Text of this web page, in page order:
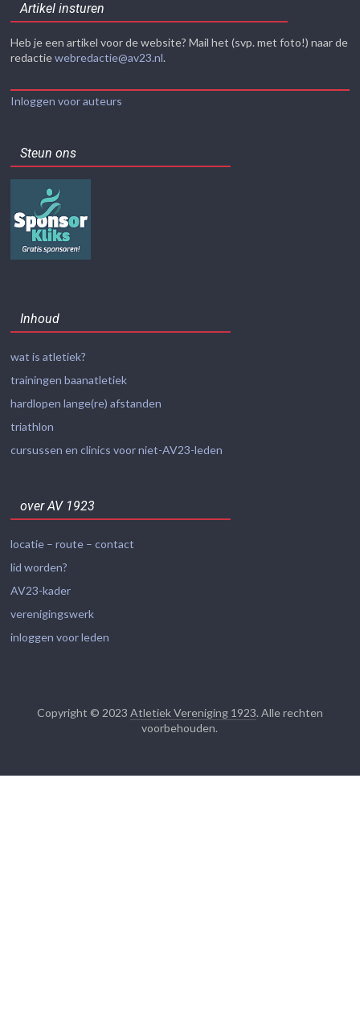
Artikel insturen
Heb je een artikel voor de website? Mail het (svp. met foto!) naar de
redactiewebredactie@av23.nl.
Inloggen voor auteurs
Steun ons
Inhoud
wat is atletiek?
trainingen baanatletiek
hardlopen lange(re) afstanden
triathlon
cursussen en clinics voor niet-AV23-leden
over AV 1923
locatie – route – contact
lid worden?
AV23-kader
verenigingswerk
inloggen voor leden
Copyright © 2023 Atletiek Vereniging 1923. Alle rechten
voorbehouden.